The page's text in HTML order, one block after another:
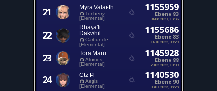
21 Myra Valaeth
Tonberry
[Elemental]
1155959
Ebene 83
04.08.2021, 13:36
22
Rhaya'li
Dakwhil
Carbuncle
[Elemental]
1155686
Ebene 83
14.10.2022, 09:29
23 Tora Maru
Atomos
[Elemental]
1145928
Ebene 88
20.02.2022, 10:09
24 Ctz Pl
Aegis
[Elemental]
1140530
Ebene 90
03.01.2023, 08:28